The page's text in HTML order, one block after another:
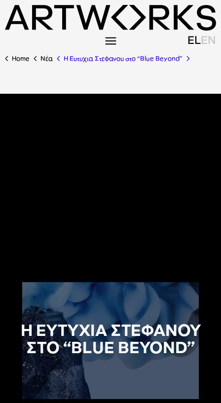
ELEN
Home Nέα H Eυτυχια Στεφανου στο “Βlue Beyond”
H EΥΤΥΧΙΑ ΣΤΕΦΑΝΟΥ
ΣΤΟ “ΒLUE BEYOND”